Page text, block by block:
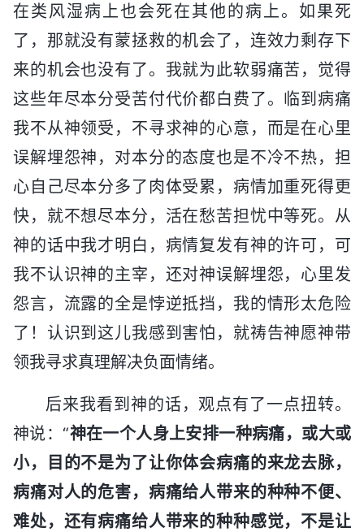
在类风湿病上也会死在其他的病上。如果死
了，那就没有蒙拯救的机会了，连效力剩存下
来的机会也没有了。我就为此软弱痛苦，觉得
这些年尽本分受苦付代价都白费了。临到病痛
我不从神领受，不寻求神的心意，而是在心里
误解埋怨神，对本分的态度也是不冷不热，担
心自己尽本分多了肉体受累，病情加重死得更
快，就不想尽本分，活在愁苦担忧中等死。从
神的话中我才明白，病情复发有神的许可，可
我不认识神的主宰，还对神误解埋怨，心里发
怨言，流露的全是悖逆抵挡，我的情形太危险
了！认识到这儿我感到害怕，就祷告神愿神带
领我寻求真理解决负面情绪。
后来我看到神的话，观点有了一点扭转。
神说：“神在一个人身上安排一种病痛，或大或
小，目的不是为了让你体会病痛的来龙去脉，
病痛对人的危害，病痛给人带来的种种不便、
难处，还有病痛给人带来的种种感觉，不是让